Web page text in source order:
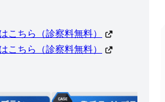
こちら（診察料無料）
こちら（診察料無料）